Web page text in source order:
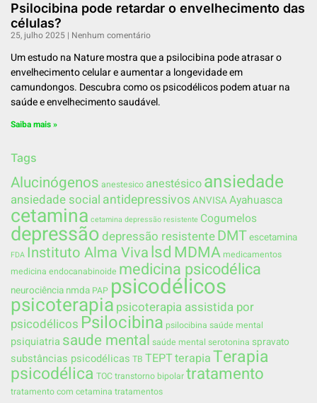
Psilocibina pode retardar o envelhecimento das
células?
25, julho 2025 Nenhum comentário
Um estudo na Nature mostra que a psilocibina pode atrasar o
envelhecimento celular e aumentar a longevidade em
camundongos. Descubra como os psicodélicos podem atuar na
saúde e envelhecimento saudável.
Saiba mais »
Tags
Alucinógenos anestesico anestésicoansiedade
ansiedade social antidepressivos ANVISAAyahuasca
cetamina cetamina depressão resistente Cogumelos
depressãodepressão resistenteDMTescetamina
FDA Instituto Alma VivalsdMDMA medicamentos
medicina endocanabinoide medicina psicodélica
neurociência nmda PAP psicodélicos
psicoterapiapsicoterapia assistida por
psicodélicos Psilocibina psilocibina saúde mental
psiquiatria saude mental saúde mental serotonina spravato
substâncias psicodélicas TB TEPTterapiaTerapia
psicodélica TOCtranstorno bipolartratamento
tratamento com cetamina tratamentos